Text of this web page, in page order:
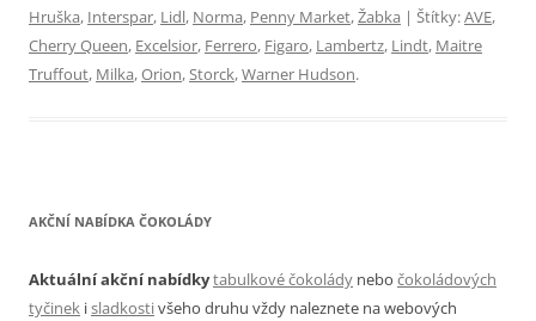
Hruška, Interspar, Lidl, Norma, Penny Market,Žabka | Štítky:AVE,
Cherry Queen, Excelsior, Ferrero, Figaro, Lambertz, Lindt, Maitre
Truffout, Milka,Orion,Storck,Warner Hudson.
AKČNÍ NABÍDKA ČOKOLÁDY
Aktuální akční nabídkytabulkové čokolády nebo čokoládových
tyčinek isladkostivšeho druhu vždy naleznete na webových